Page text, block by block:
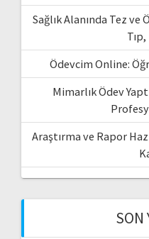
Sağlık Alanında Tez
Tıp,
Ödevcim Online:
Mimarlık Ödev
Araştırma ve Rapor
SON